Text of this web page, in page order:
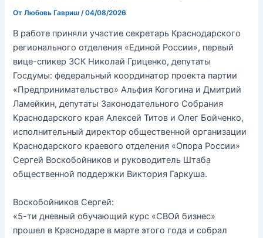
ОтЛюбовь Гавриш /04/08/2026
В работе приняли участие секретарь Краснодарского
регионального отделения «Единой России», первый
вице-спикер ЗСК Николай Гриценко, депутаты
Госдумы: федеральный координатор проекта партии
«Предпринимательство» Альфия Когогина и Дмитрий
Ламейкин, депутаты Законодательного Собрания
Краснодарского края Алексей Титов и Олег Бойченко,
исполнительный директор общественной организации
Краснодарского краевого отделения «Опора России»
Сергей Воскобойников и руководитель Штаба
общественной поддержки Виктория Гаркуша.
Воскобойников Сергей:
«5-ти дневный обучающий курс «СВОй бизнес»
прошел в Краснодаре в марте этого года и собрал